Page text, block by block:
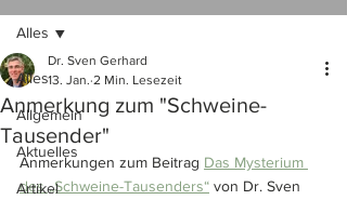
Alles
Allgemein
Aktuelles
Artikel
Alles
Anmerkung zum "Schweine-
Tausender"
Dr. Sven Gerhard
13. Jan. 2 Min. Lesezeit
Anmerkungen zum Beitrag Das Mysterium
des „Schweine-Tausenders“ von Dr. Sven